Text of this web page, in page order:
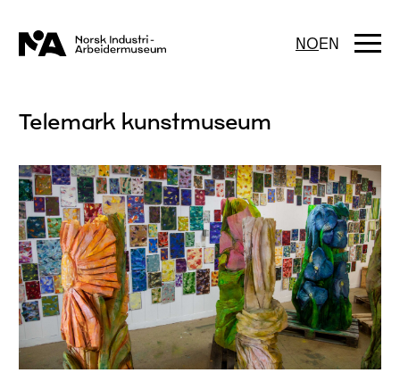
innhold
NOEN
Telemark kunstmuseum